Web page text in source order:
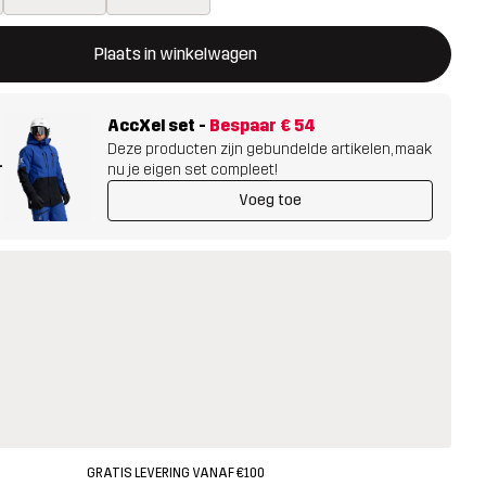
Plaats in winkelwagen
een modal met de bevestiging van een nieuw item in het
AccXel set - Bespaar € 54
Deze producten zijn gebundelde artikelen, maak
nu je eigen set compleet!
Voeg toe
GRATIS LEVERING VANAF €100